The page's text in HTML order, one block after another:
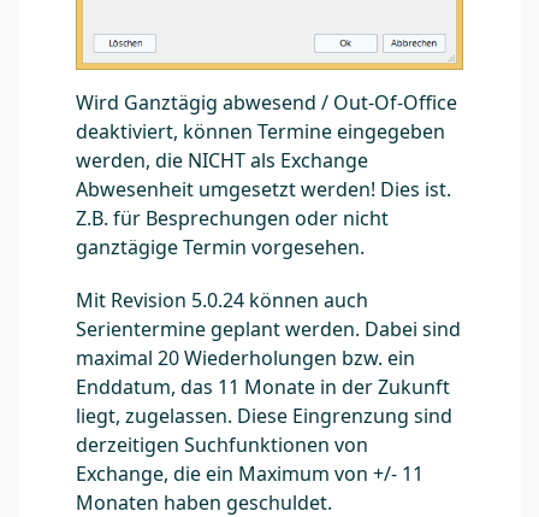
Wird Ganztägig abwesend / Out-Of-Office
deaktiviert, können Termine eingegeben
werden, die NICHT als Exchange
Abwesenheit umgesetzt werden! Dies ist.
Z.B. für Besprechungen oder nicht
ganztägige Termin vorgesehen.
Mit Revision 5.0.24 können auch
Serientermine geplant werden. Dabei sind
maximal 20 Wiederholungen bzw. ein
Enddatum, das 11 Monate in der Zukunft
liegt, zugelassen. Diese Eingrenzung sind
derzeitigen Suchfunktionen von
Exchange, die ein Maximum von +/- 11
Monaten haben geschuldet.